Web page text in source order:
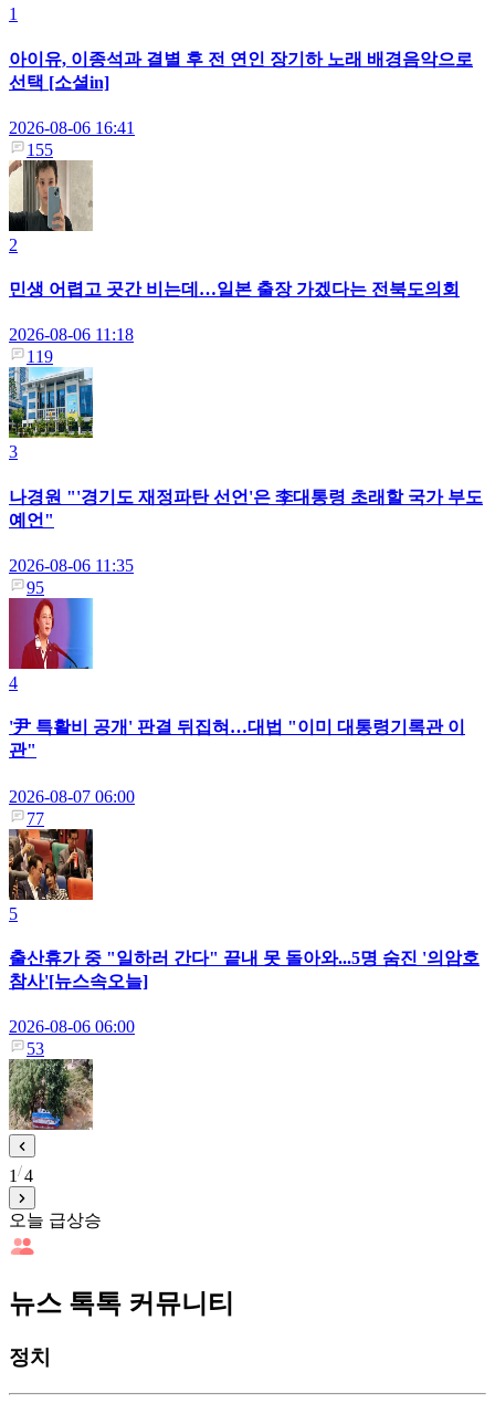
1
아이유, 이종석과 결별 후 전 연인 장기하 노래 배경음악으로
선택 [소셜in]
2026-08-06 16:41
155
2
민생 어렵고 곳간 비는데…일본 출장 가겠다는 전북도의회
2026-08-06 11:18
119
3
나경원 "'경기도 재정파탄 선언'은 李대통령 초래할 국가 부도
예언"
2026-08-06 11:35
95
4
'尹 특활비 공개' 판결 뒤집혀…대법 "이미 대통령기록관 이
관"
2026-08-07 06:00
77
5
출산휴가 중 "일하러 간다" 끝내 못 돌아와...5명 숨진 '의암호
참사'[뉴스속오늘]
2026-08-06 06:00
53
1 4
오늘 급상승
뉴스 톡톡 커뮤니티
정치